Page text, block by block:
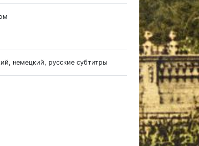
немецкий, русские субтитры